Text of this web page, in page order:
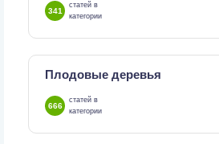
341
статей в
категории
Плодовые деревья
666
статей в
категории